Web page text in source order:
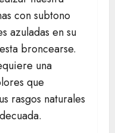
con subtono
azuladas en su
broncearse.
una
que
rasgos naturales